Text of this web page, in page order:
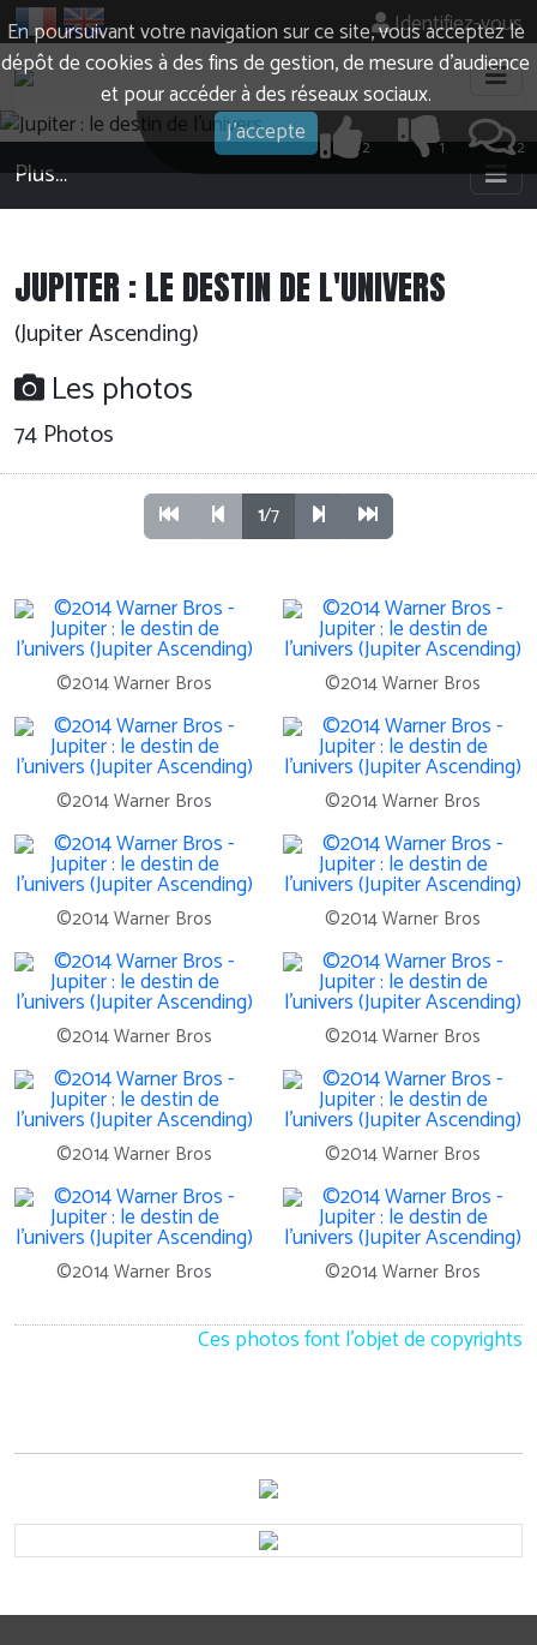
En poursuivant votre navigation sur ce site, vous acceptez le
dépôt de cookies à des fins de gestion, de mesure d’audience
et pour accéder à des réseaux sociaux.
J'accepte
Identifiez-vous
2
1
2
Plus…
JUPITER : LE DESTIN DE L'UNIVERS
(Jupiter Ascending)
Les photos
74 Photos
1/7
©2014 Warner Bros ©2014 Warner Bros
©2014 Warner Bros ©2014 Warner Bros
©2014 Warner Bros ©2014 Warner Bros
©2014 Warner Bros ©2014 Warner Bros
©2014 Warner Bros ©2014 Warner Bros
©2014 Warner Bros ©2014 Warner Bros
Ces photos font l'objet de copyrights